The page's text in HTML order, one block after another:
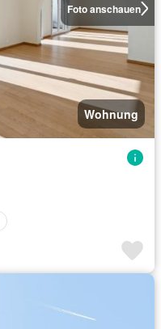
Foto anschauen
Wohnung